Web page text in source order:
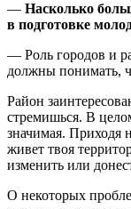
— Насколько
в подготовке
— Роль городов и
должны понимать,
Район
стремишься. В
значимая. Приходя
живет твоя
изменить или
О некоторых